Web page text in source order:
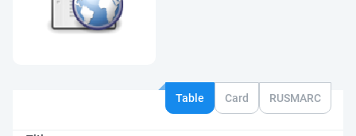
Table Card RUSMARC